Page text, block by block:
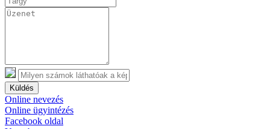
Küldés
Online nevezés
Online ügyintézés
Facebook oldal